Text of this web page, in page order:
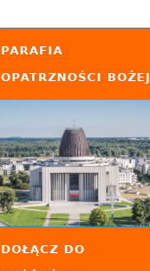
PARAFIA
OPATRZNOŚCI BOŻEJ
DOŁĄCZ DO